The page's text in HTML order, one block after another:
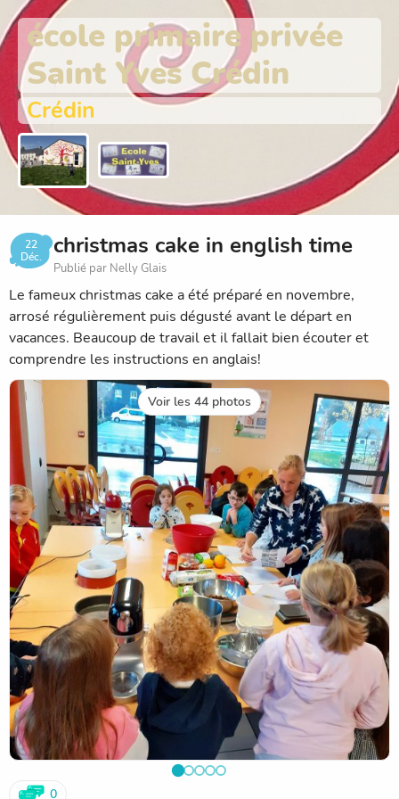
école primaire privée
Saint Yves Crédin
Crédin
22
Déc.
christmas cake in english time
Publié par Nelly Glais
Le fameux christmas cake a été préparé en novembre,
arrosé régulièrement puis dégusté avant le départ en
vacances. Beaucoup de travail et il fallait bien écouter et
comprendre les instructions en anglais!
Voir les 44 photos
0